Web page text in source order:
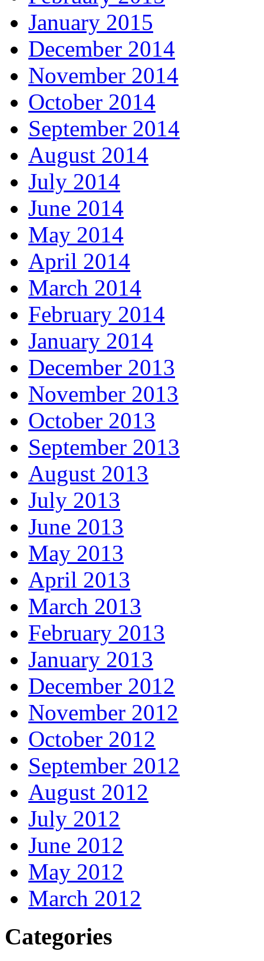
January 2015
December 2014
November 2014
October 2014
September 2014
August 2014
July 2014
June 2014
May 2014
April 2014
March 2014
February 2014
January 2014
December 2013
November 2013
October 2013
September 2013
August 2013
July 2013
June 2013
May 2013
April 2013
March 2013
February 2013
January 2013
December 2012
November 2012
October 2012
September 2012
August 2012
July 2012
June 2012
May 2012
March 2012
Categories